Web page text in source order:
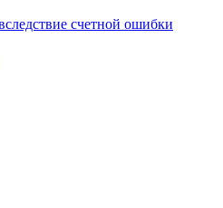
счетной ошибки